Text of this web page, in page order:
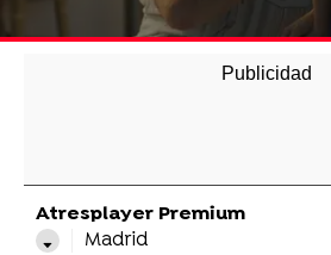
Atresplayer Premium
Madrid